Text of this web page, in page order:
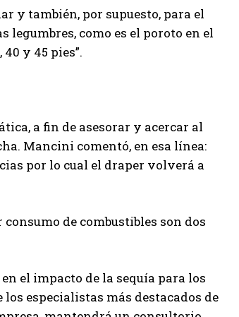
y también, por supuesto, para el
como es el poroto en el
y 45 pies”.
a fin de asesorar y acercar al
Mancini comentó, en esa línea:
por lo cual el draper volverá a
de combustibles son dos
el impacto de la sequía para los
especialistas más destacados de